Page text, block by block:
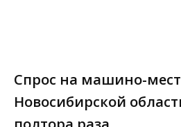
Спрос на машино-
Новосибирской